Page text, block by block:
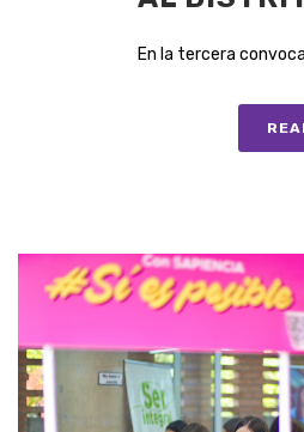
En la tercera